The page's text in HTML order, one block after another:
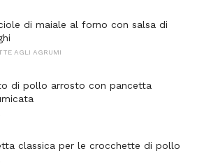
di maiale al forno con salsa di
AGLI AGRUMI
di pollo arrosto con pancetta
classica per le crocchette di pollo